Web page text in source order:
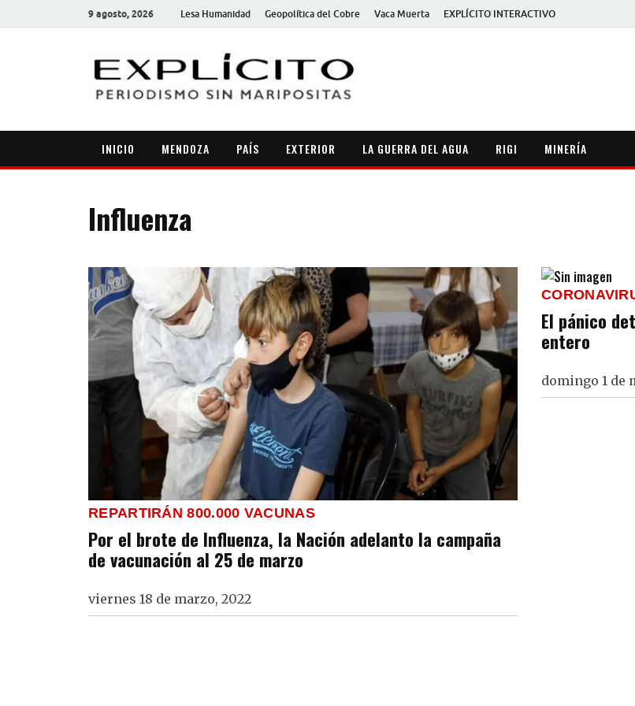
9 agosto, 2026 Lesa Humanidad Geopolítica del Cobre Vaca Muerta EXPLÍCITO INTERACTIVO
INICIO MENDOZA PAÍS EXTERIOR LA GUERRA DEL AGUA RIGI MINERÍA
Influenza
REPARTIRÁN 800.000 VACUNAS
Por el brote de Influenza, la Nación adelanto la campaña
de vacunación al 25 de marzo
viernes 18 de marzo, 2022
El pánico
entero
domingo 1 de